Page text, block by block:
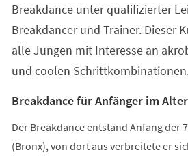
Breakdance unter qualifizierter
Breakdancer und Trainer. Dieser
alle Jungen mit Interesse an
und coolen
Breakdance für Anfänger im
Der Breakdance entstand Anfang der
(Bronx), von dort aus verbreitete er